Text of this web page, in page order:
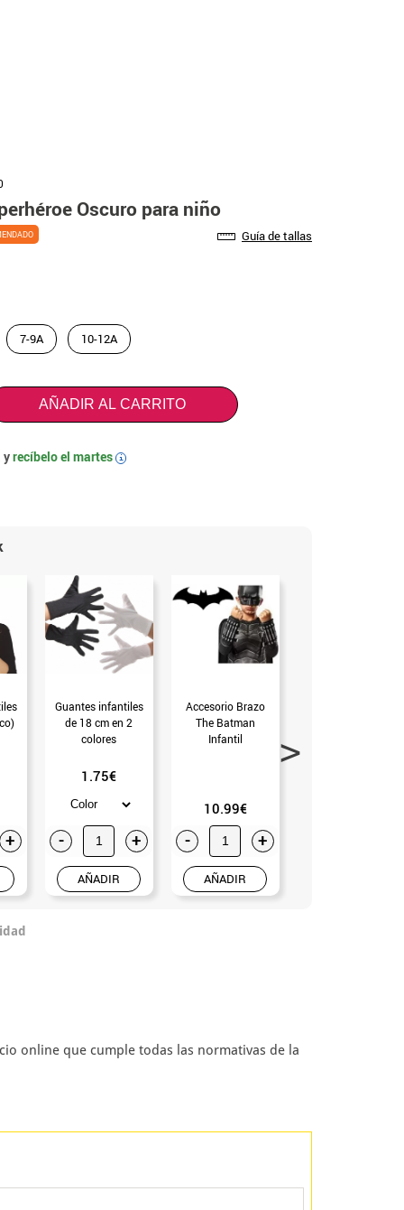
Oscuro para niño
Guía de tallas
7-9A 10-12A
AÑADIR AL CARRITO
yrecíbelo el martes i
+
Guantes infantiles
de 18 cm en 2
colores
1.75€
- +
AÑADIR
Accesorio Brazo
The Batman
Infantil
10.99€
- +
AÑADIR
online que cumple todas las normativas de la